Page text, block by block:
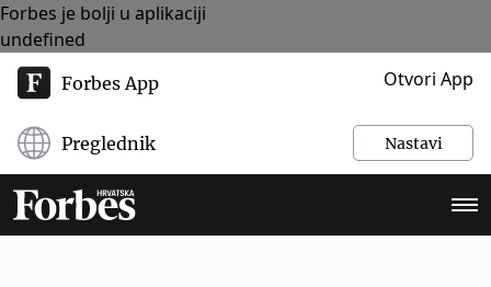
Forbes je bolji u aplikaciji
undefined
Forbes App Otvori App
Preglednik Nastavi